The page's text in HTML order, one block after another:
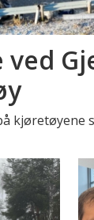
kjøretøyene